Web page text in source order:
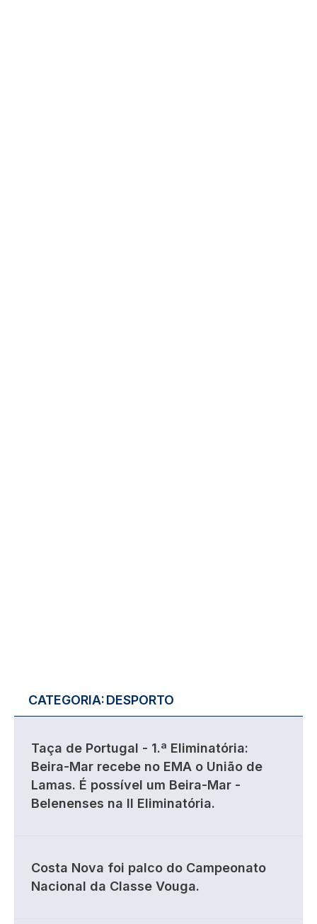
CATEGORIA:DESPORTO
Taça de Portugal - 1.ª Eliminatória:
Beira-Mar recebe no EMA o União de
Lamas. É possível um Beira-Mar -
Belenenses na II Eliminatória.
Costa Nova foi palco do Campeonato
Nacional da Classe Vouga.